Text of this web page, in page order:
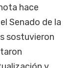
hace
Senado de la
sostuvieron